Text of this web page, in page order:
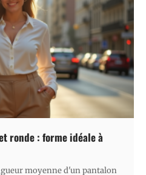
ronde : forme idéale à
moyenne d'un pantalon